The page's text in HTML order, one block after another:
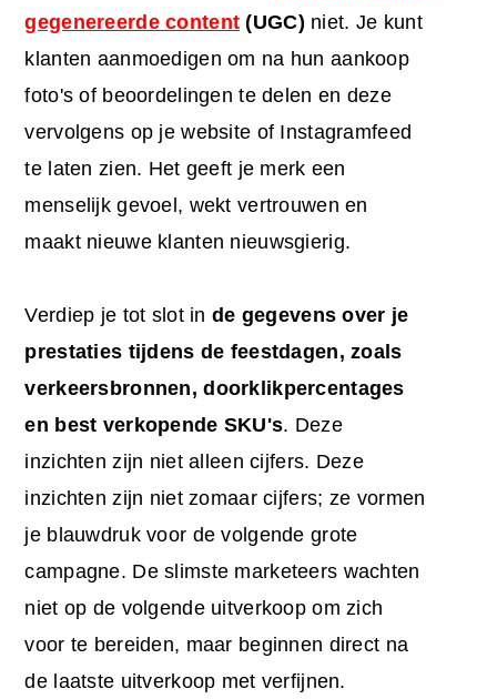
gegenereerde content (UGC) niet. Je kunt
klanten aanmoedigen om na hun aankoop
foto's of beoordelingen te delen en deze
vervolgens op je website of Instagramfeed
te laten zien. Het geeft je merk een
menselijk gevoel, wekt vertrouwen en
maakt nieuwe klanten nieuwsgierig.
Verdiep je tot slot inde gegevens over je
prestaties tijdens de feestdagen, zoals
verkeersbronnen, doorklikpercentages
en best verkopende SKU's. Deze
inzichten zijn niet alleen cijfers. Deze
inzichten zijn niet zomaar cijfers; ze vormen
je blauwdruk voor de volgende grote
campagne. De slimste marketeers wachten
niet op de volgende uitverkoop om zich
voor te bereiden, maar beginnen direct na
de laatste uitverkoop met verfijnen.